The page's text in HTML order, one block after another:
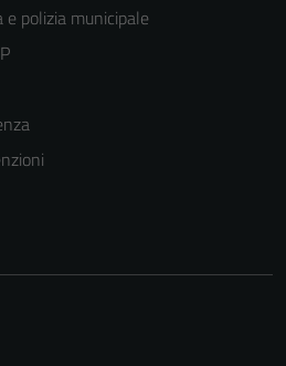
e polizia municipale